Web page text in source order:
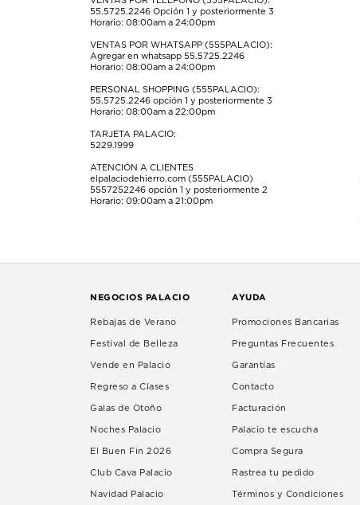
de
de
de
de
envío.
55.5725.2246 Opción 1 y posteriormente 3
Horario: 08:00am a 24:00pm
VENTAS POR WHATSAPP (555PALACIO):
Agregar en whatsapp 55.5725.2246
Horario: 08:00am a 24:00pm
PERSONAL SHOPPING (555PALACIO):
55.5725.2246 opción 1 y posteriormente 3
Horario: 08:00am a 22:00pm
TARJETA PALACIO:
5229.1999
ATENCIÓN A CLIENTES
elpalaciodehierro.com (555PALACIO)
5557252246 opción 1 y posteriormente 2
Horario: 09:00am a 21:00pm
NEGOCIOS PALACIO
Rebajas de Verano
Festival de Belleza
Vende en Palacio
Regreso a Clases
Galas de Otoño
Noches Palacio
El Buen Fin 2026
Club Cava Palacio
Navidad Palacio
AYUDA
Promociones Bancarias
Preguntas Frecuentes
Garantías
Contacto
Facturación
Palacio te escucha
Compra Segura
Rastrea tu pedido
Términos y Condiciones